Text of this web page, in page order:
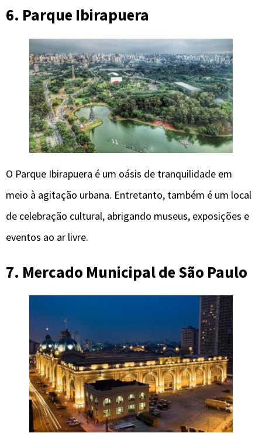
6. Parque Ibirapuera
O Parque Ibirapuera é um oásis de tranquilidade em
meio à agitação urbana. Entretanto, também é um local
de celebração cultural, abrigando museus, exposições e
eventos ao ar livre.
7. Mercado Municipalde São Paulo